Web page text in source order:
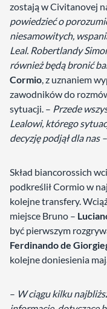
zostają w Civitanovej
powiedzieć o
niesamowitych,
Leal. Robertlandy
również będą bronić
Cormio, z uznaniem
zawodników do
sytuacji. – Przede
Lealowi, którego
decyzję podjął dla nas
Skład biancorossich
podkreślił Cormio w
kolejne transfery.
miejsce Bruno –
być pierwszym
Ferdinando de
kolejne doniesienia
– W ciągu kilku